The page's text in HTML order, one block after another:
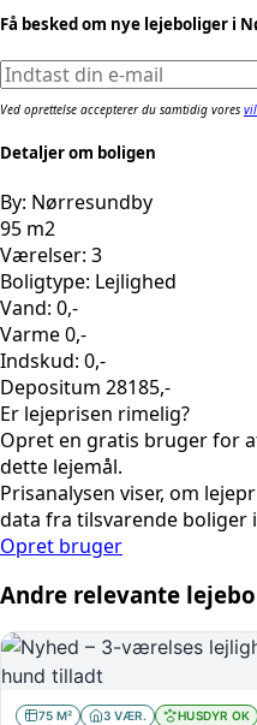
Få besked om nye lejeboliger i
Ved oprettelse accepterer du samtidig vores
Detaljer om boligen
By: Nørresundby
95 m2
Værelser: 3
Boligtype: Lejlighed
Vand: 0,-
Varme 0,-
Indskud: 0,-
Depositum 28185,-
Er lejeprisen rimelig?
Opret en gratis bruger for
dette lejemål.
Prisanalysen viser, om
data fra tilsvarende boliger
Opret bruger
Andre relevante
75 M² 3 VÆR. HUSDYR OK